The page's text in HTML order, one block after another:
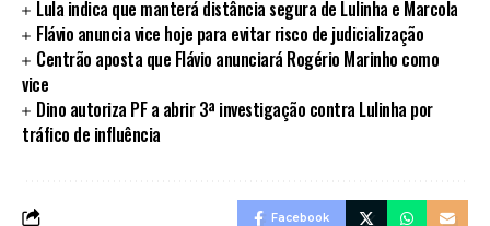
Lula indica que manterá distância segura de Lulinha e Marcola
Flávio anuncia vice hoje para evitar risco de judicialização
Centrão aposta que Flávio anunciará Rogério Marinho como
vice
Dino autoriza PF a abrir 3ª investigação contra Lulinha por
tráfico de influência
Facebook